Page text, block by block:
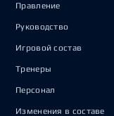
Правление
Руководство
Игровой состав
Тренеры
Персонал
Изменения в составе